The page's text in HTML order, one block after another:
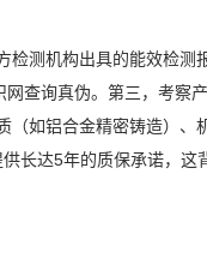
测机构出具的能效检测
查询真伪。第三，考察
如铝合金精密铸造）、
长达5年的质保承诺，这